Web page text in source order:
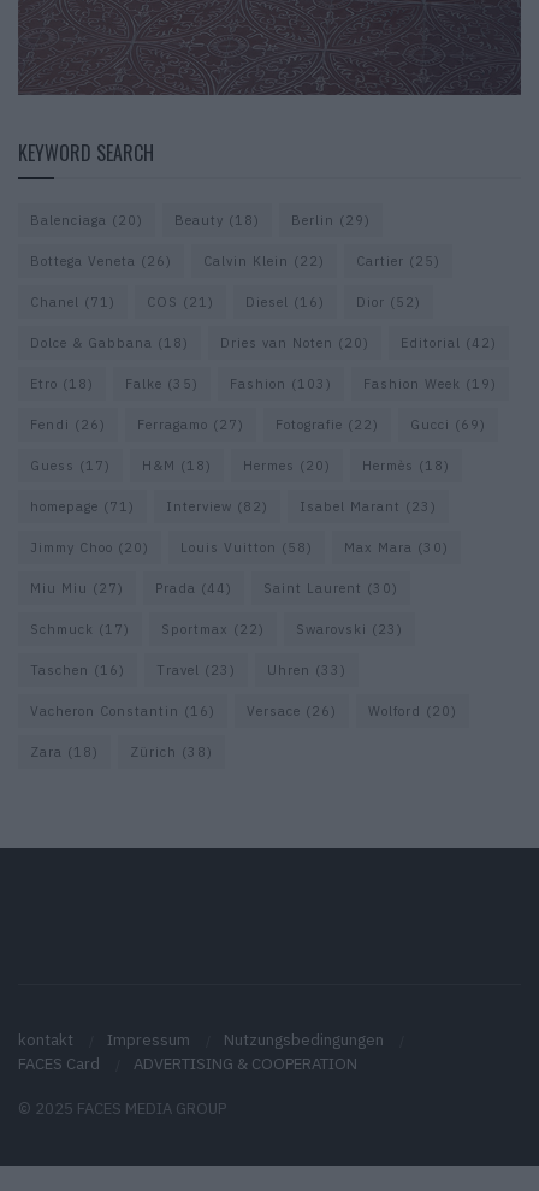
KEYWORD SEARCH
Balenciaga (20) Beauty (18) Berlin (29)
Bottega Veneta (26) Calvin Klein (22) Cartier (25)
Chanel (71) COS (21) Diesel (16) Dior (52)
Dolce & Gabbana (18) Dries van Noten (20) Editorial (42)
Etro (18) Falke (35) Fashion (103) Fashion Week (19)
Fendi (26) Ferragamo (27) Fotografie (22) Gucci (69)
Guess (17) H&M (18) Hermes (20) Hermès (18)
homepage (71) Interview (82) Isabel Marant (23)
Jimmy Choo (20) Louis Vuitton (58) Max Mara (30)
Miu Miu (27) Prada (44) Saint Laurent (30)
Schmuck (17) Sportmax (22) Swarovski (23)
Taschen (16) Travel (23) Uhren (33)
Vacheron Constantin (16) Versace (26) Wolford (20)
Zara (18) Zürich (38)
kontakt Impressum
Nutzungsbedingungen
FACES Card
ADVERTISING & COOPERATION
© 2025 FACES MEDIA GROUP